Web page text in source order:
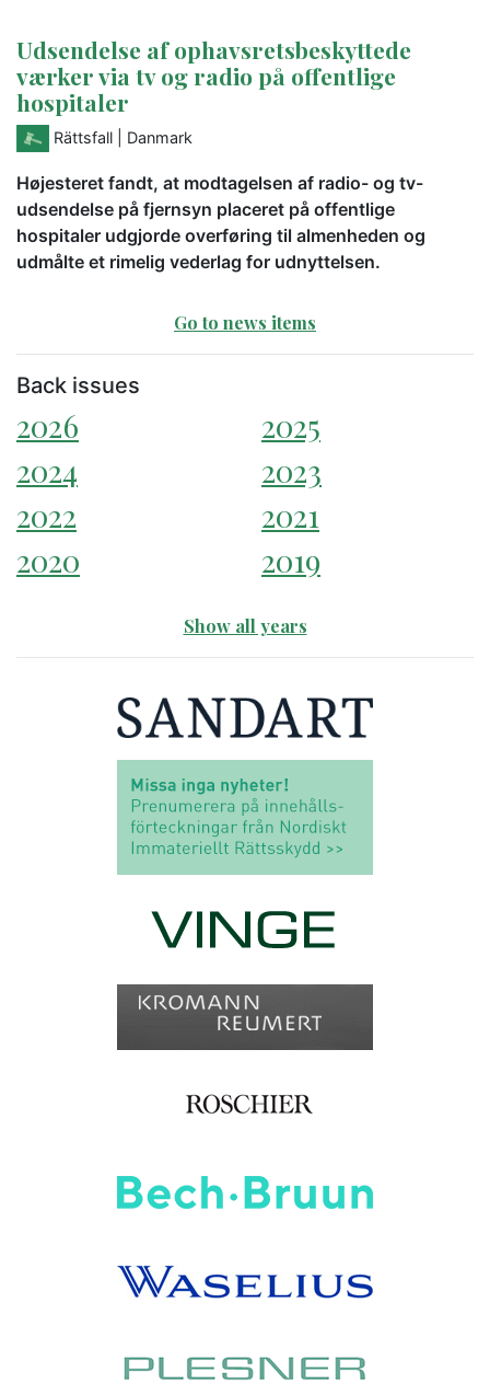
Udsendelse af ophavsretsbeskyttede
værker via tv og radio på offentlige
hospitaler
Rättsfall | Danmark
Højesteret fandt, at modtagelsen af radio- og tv-
udsendelse på fjernsyn placeret på offentlige
hospitaler udgjorde overføring til almenheden og
udmålte et rimelig vederlag for udnyttelsen.
Go to news items
Back issues
2026
2025
2024
2023
2022
2021
2020
2019
Show all years